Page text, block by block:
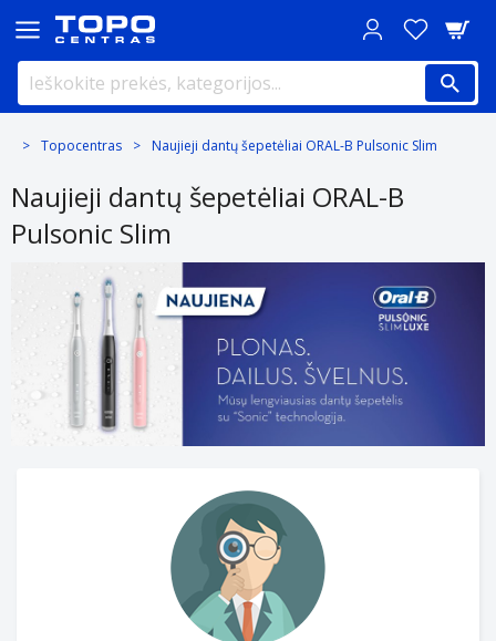
Topocentras Naujieji dantų šepetėliai ORAL-B Pulsonic Slim
Naujieji dantų šepetėliai ORAL-B
Pulsonic Slim